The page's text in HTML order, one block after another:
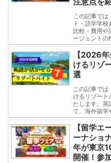
この記事では
ト・語学学
比較・費用や
ージェントの
解説していま
方の参考に
ェントや格安
単位で留学で
ェントなど、
【2026
けるリゾ
選
この記事で
けるリゾート
たします。英
て、海外留学
トバイトも選
を日常的に
ことができ
ートバイト
す。
【留学エ
ーナショ
年が東京
開催！参